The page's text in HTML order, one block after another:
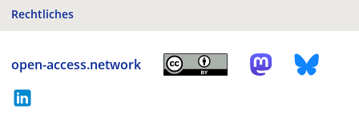
Rechtliches
open-access.network